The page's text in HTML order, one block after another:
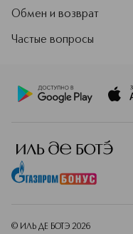
Обмен и возврат
Частые вопросы
© ИЛЬ ДЕ БОТЭ 2026